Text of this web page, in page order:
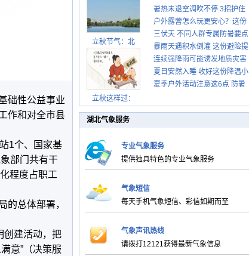
础性公益事业
作和对全市县
1个、国家基
部门共有干
程度占职工
总体部署，
建活动，把
意”（决策服
立秋节气：北
立秋这样过：
先清暑再防燥
暑热未退空调吹不停 3招护住
肩颈不酸痛
户外露营怎么玩更安心？这份
攻略请收好
三伏天 不同人群专属防暑要点
请收好
暴雨天遇积水倒灌 这份避险提
示请收好
连续强降雨可能诱发地质灾害
这些前兆要知道
夏日安然入睡 收好这份降温小
贴士
夏季户外活动注意这6点 防暑
湖北气象服务
专业气象服务
提供独具特色的专业气象服务
气象短信
每天手机气象短信、彩信如期而至
气象声讯热线
请拨打12121获得最新气象信息